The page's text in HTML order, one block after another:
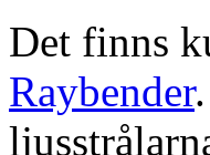
Det finns
Raybender